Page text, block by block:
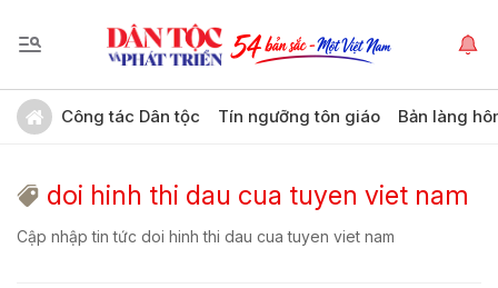
Công tác Dân tộc Tín ngưỡng tôn giáo Bản làng
doi hinh thi dau cua tuyen viet nam
Cập nhập tin tức doi hinh thi dau cua tuyen viet nam